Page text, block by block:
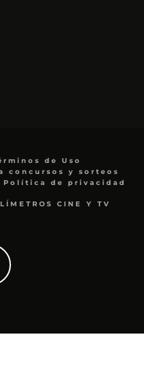
de Uso
concursos y sorteos
Política de privacidad
CINE Y TV